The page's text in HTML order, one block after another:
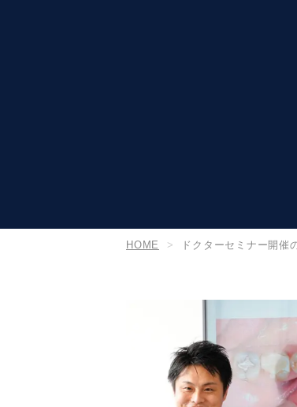
HOME ドクターセミナー開催